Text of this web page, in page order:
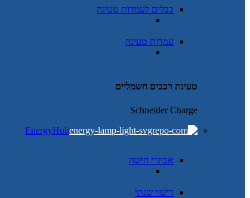
כבלים לעמדות טעינה
עמדות טעינה
טעינת רכבים חשמליים
Schneider Charge
EnergyHub
אביזרי חישה
רישוי שנתי